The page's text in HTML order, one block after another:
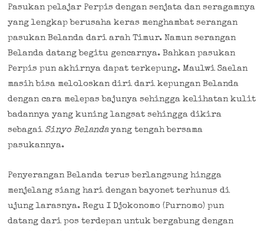
Pasukan pelajar Perpis dengan senjata dan seragamnya
yang lengkap berusaha keras menghambat serangan
pasukan Belanda dari arah Timur. Namun serangan
Belanda datang begitu gencarnya. Bahkan pasukan
Perpis pun akhirnya dapat terkepung. Maulwi Saelan
masih bisa meloloskan diri dari kepungan Belanda
dengan cara melepas bajunya sehingga kelihatan kulit
badannya yang kuning langsat sehingga dikira
sebagai Sinyo Belandayang tengah bersama
pasukannya.
Penyerangan Belanda terus berlangsung hingga
menjelang siang hari dengan bayonet terhunus di
ujung larasnya. Regu I Djokonomo (Purnomo) pun
datang dari pos terdepan untuk bergabung dengan